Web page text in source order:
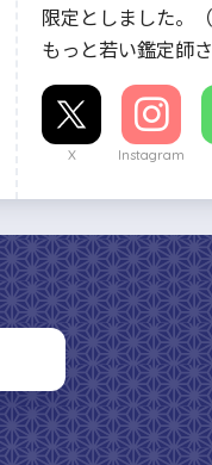
限定としました。
もっと若い鑑定師
X Instagram